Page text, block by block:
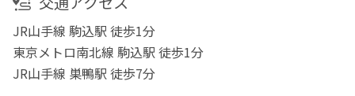
JR山手線 駒込駅 徒歩1分
東京メトロ南北線 駒込駅 徒歩1分
JR山手線 巣鴨駅 徒歩7分